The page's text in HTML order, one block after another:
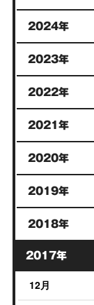
2024年
2023年
2022年
2021年
2020年
2019年
2018年
2017年
12月